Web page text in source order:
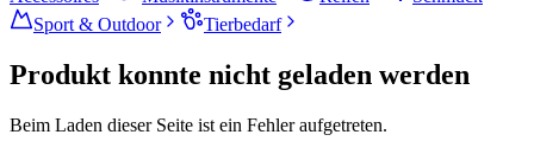
Sport & Outdoor
Tierbedarf
Produkt konnte nicht geladen werden
Beim Laden dieser Seite ist ein Fehler aufgetreten.